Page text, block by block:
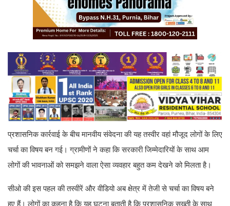
प्रशासनिक कार्रवाई के बीच मानवीय संवेदना की यह तस्वीर वहां मौजूद लोगों के लिए
चर्चा का विषय बन गई। ग्रामीणों ने कहा कि सरकारी जिम्मेदारियों के साथ आम
लोगों की भावनाओं को समझने वाला ऐसा व्यवहार बहुत कम देखने को मिलता है।
सीओ की इस पहल की तस्वीरें और वीडियो अब क्षेत्र में तेजी से चर्चा का विषय बने
हुए हैं। लोगों का कहना है कि यह घटना बताती है कि प्रशासनिक सख्ती के साथ